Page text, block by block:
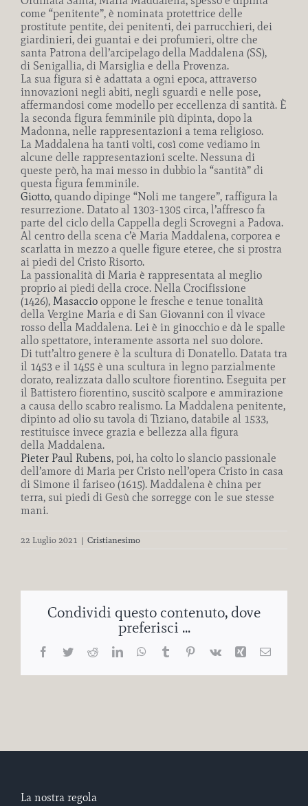
come “penitente”, è nominata protettrice delle
prostitute pentite, dei penitenti, dei parrucchieri, dei
giardinieri, dei guantai e dei profumieri, oltre che
santa Patrona dell’arcipelago della Maddalena (SS),
di Senigallia, di Marsiglia e della Provenza.
La sua figura si è adattata a ogni epoca, attraverso
innovazioni negli abiti, negli sguardi e nelle pose,
affermandosi come modello per eccellenza di santità. È
la seconda figura femminile più dipinta, dopo la
Madonna, nelle rappresentazioni a tema religioso.
La Maddalena ha tanti volti, così come vediamo in
alcune delle rappresentazioni scelte. Nessuna di
queste però, ha mai messo in dubbio la “santità” di
questa figura femminile.
Giotto, quando dipinge “Noli me tangere”, raffigura la
resurrezione. Datato al 1303-1305 circa, l’affresco fa
parte del ciclo della Cappella degli Scrovegni a Padova.
Al centro della scena c’è Maria Maddalena, corporea e
scarlatta in mezzo a quelle figure eteree, che si prostra
ai piedi del Cristo Risorto.
La passionalità di Maria è rappresentata al meglio
proprio ai piedi della croce. Nella Crocifissione
(1426), Masaccio oppone le fresche e tenue tonalità
della Vergine Maria e di San Giovanni con il vivace
rosso della Maddalena. Lei è in ginocchio e dà le spalle
allo spettatore, interamente assorta nel suo dolore.
Di tutt’altro genere è la scultura di Donatello. Datata tra
il 1453 e il 1455 è una scultura in legno parzialmente
dorato, realizzata dallo scultore fiorentino. Eseguita per
il Battistero fiorentino, suscitò scalpore e ammirazione
a causa dello scabro realismo. La Maddalena penitente,
dipinto ad olio su tavola di Tiziano, databile al 1533,
restituisce invece grazia e bellezza alla figura
della Maddalena.
Pieter Paul Rubens, poi, ha colto lo slancio passionale
dell’amore di Maria per Cristo nell’opera Cristo in casa
di Simone il fariseo (1615). Maddalena è china per
terra, sui piedi di Gesù che sorregge con le sue stesse
mani.
22 Luglio 2021 | Cristianesimo
Condividi questo contenuto, dove
preferisci ...
Facebook
TwitterRedditLinkedInWhatsApp
TumblrPinterest
Vk Xing Email
La nostra regola